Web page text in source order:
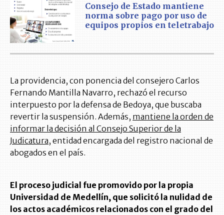
Consejo de Estado mantiene
norma sobre pago por uso de
equipos propios en teletrabajo
La providencia, con ponencia del consejero Carlos
Fernando Mantilla Navarro, rechazó el recurso
interpuesto por la defensa de Bedoya, que buscaba
revertir la suspensión. Además, mantiene la orden de
informar la decisión al Consejo Superior de la
Judicatura, entidad encargada del registro nacional de
abogados en el país.
El proceso judicial fue promovido por la propia
Universidad de Medellín, que solicitó la nulidad de
los actos académicos relacionados con el grado del